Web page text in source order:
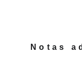
Notas